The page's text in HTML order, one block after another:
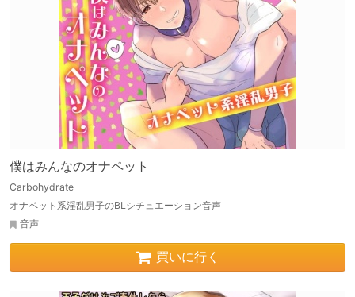
僕はみんなのオナペット
Carbohydrate
オナペット系淫乱男子のBLシチュエーション音声
音声
買いに行く